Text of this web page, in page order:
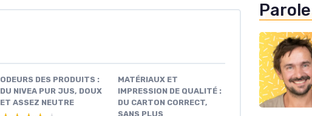
ODEURS DES PRODUITS :
DU NIVEA PUR JUS, DOUX
ET ASSEZ NEUTRE
MATÉRIAUX ET
IMPRESSION DE QUALITÉ :
DU CARTON CORRECT,
SANS PLUS